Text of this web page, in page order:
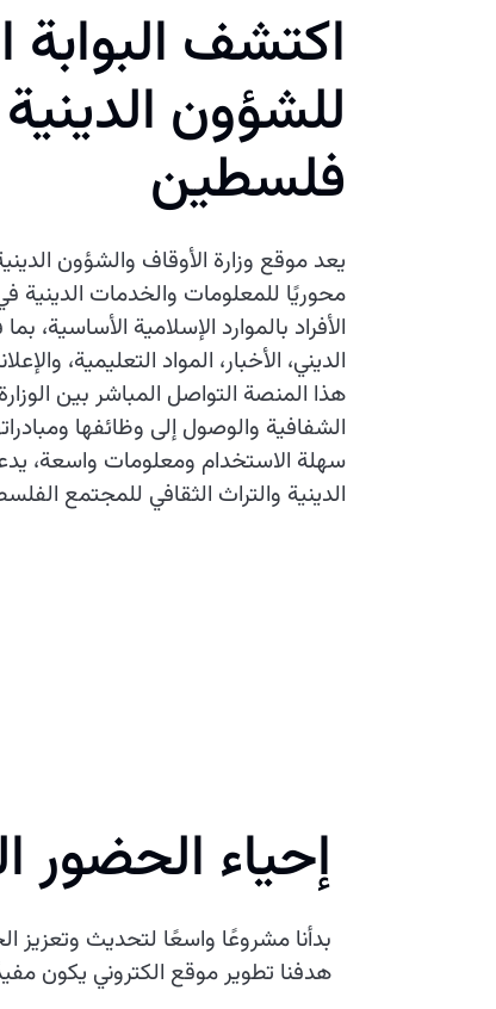
اكتشف البوابة
للشؤون
فلسطين
يعد موقع وزارة الأوقاف والشؤون
محوريًا للمعلومات والخدمات
الأفراد بالموارد الإسلامية الأساسية،
الديني، الأخبار، المواد التعليمية،
هذا المنصة التواصل المباشر بين
الشفافية والوصول إلى وظائفها
سهلة الاستخدام ومعلومات واسعة،
الدينية والتراث الثقافي للمجتمع
إحياء الحضور
بدأنا مشروعًا واسعًا لتحديث وتعزيز
هدفنا تطوير موقع الكتروني يكون